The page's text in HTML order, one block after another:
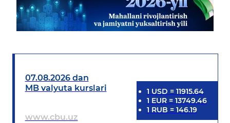
07.08.2026 dan
MB valyuta kurslari
www.cbu.uz
1 USD = 11915.64
1 EUR= 13749.46
1 RUB = 146.19